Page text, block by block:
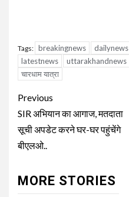
Tags: breakingnews dailynews
latestnews
uttarakhandnews
चारधाम यात्रा
Continue
Reading
Previous
SIR अभियान का आगाज, मतदाता
सूची अपडेट करने घर-घर पहुंचेंगे
बीएलओ..
MORE STORIES